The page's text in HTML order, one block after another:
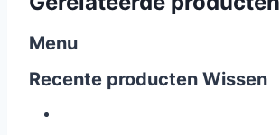
Menu
Recente producten Wissen